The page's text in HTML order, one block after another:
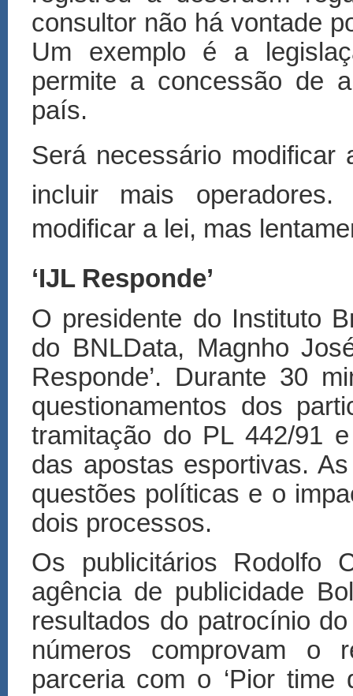
consultor não há vontade
Um exemplo é a
permite a concessão de
país.
Seránecessário modificar
incluir mais
modificar a lei, mas
‘IJL Responde’
O presidente do Instituto
do BNLData, Magnho
Responde’. Durante 30
questionamentos dos
tramitação do PL 442/91
das apostas esportivas.
questões políticas e o
dois processos.
Os publicitários Rodolfo
agência de publicidade
resultados do patrocínio
números comprovam o
parceria com o ‘Pior time